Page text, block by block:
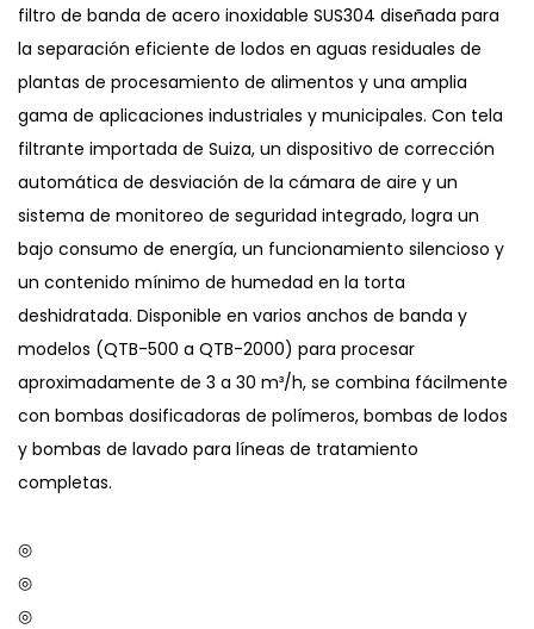
filtro de banda de acero inoxidable SUS304 diseñada para
la separación eficiente de lodos en aguas residuales de
plantas de procesamiento de alimentos y una amplia
gama de aplicaciones industriales y municipales. Con tela
filtrante importada de Suiza, un dispositivo de corrección
automática de desviación de la cámara de aire y un
sistema de monitoreo de seguridad integrado, logra un
bajo consumo de energía, un funcionamiento silencioso y
un contenido mínimo de humedad en la torta
deshidratada. Disponible en varios anchos de banda y
modelos (QTB-500 a QTB-2000) para procesar
aproximadamente de 3 a 30 m³/h, se combina fácilmente
con bombas dosificadoras de polímeros, bombas de lodos
y bombas de lavado para líneas de tratamiento
completas.
◎
◎
◎